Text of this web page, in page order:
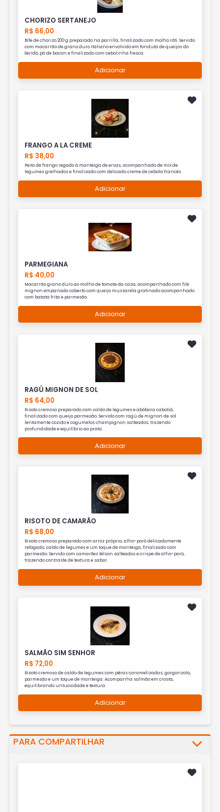
CHORIZO SERTANEJO
R$ 66,00
Bife de chorizo 200 g preparado na parrilla, finalizado com molho rôti. Servido
com macarrão de grano duro italiano envolvido em fonduta de queijos do
Seridó, pó de bacon e finalizado com cebolinha fresca.
Adicionar
FRANGO A LA CREME
R$ 38,00
Peito de frango regado à manteiga de ervas, acompanhado de mix de
legumes grelhados e finalizado com delicado creme de cebola francês.
Adicionar
PARMEGIANA
R$ 40,00
Macarrão grano duro ao molho de tomate da casa, acompanhado com filé
mignon empanado coberto com queijo mussarela gratinado acompanhado
com batata frita e parmesão.
Adicionar
RAGÚ MIGNON DE SOL
R$ 64,00
Risoto cremoso preparado com caldo de legumes e abóbora cabotiá,
finalizado com queijo parmesão. Servido com ragú de mignon de sol
lentamente cozido e cogumelos champignon salteados, trazendo
profundidade e equilíbrio ao prato.
Adicionar
RISOTO DE CAMARÃO
R$ 68,00
Risoto cremoso preparado com arroz próprio, alho-poró delicadamente
refogado, caldo de legumes e um toque de manteiga, finalizado com
parmesão. Servido com camarões télson salteados e crispe de alho-poró,
trazendo contraste de textura e sabor.
Adicionar
SALMÃO SIM SENHOR
R$ 72,00
Risoto cremoso de caldo de legumes com pêras caramelizadas, gorgonzola,
parmesão e um toque de manteiga. Acompanha salmão em crosta,
equilibrando untuosidade e textura.
Adicionar
PARA COMPARTILHAR